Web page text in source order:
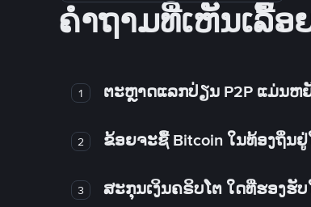
ຄໍາຖາມທີ່ເຫັນເລື້ອ
1 ຕະຫຼາດແລກປ່ຽນ P2P ແມ່ນຫ
2 ຂ້ອຍຈະຊື້ Bitcoin ໃນທ້ອງຖິ່ນຢູ່
3 ສະກຸນເງິນຄຣິບໂຕ ໃດທີ່ຮອງຮັ